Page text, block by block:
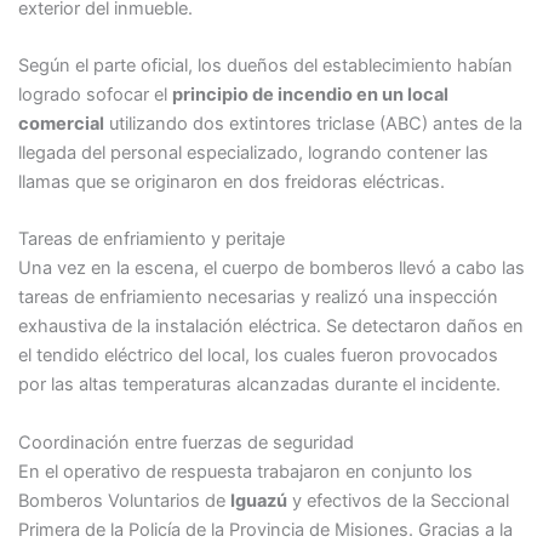
exterior del inmueble.
Según el parte oficial, los dueños del establecimiento habían
logrado sofocar el principio de incendio en un local
comercial utilizando dos extintores triclase (ABC) antes de la
llegada del personal especializado, logrando contener las
llamas que se originaron en dos freidoras eléctricas.
Tareas de enfriamiento y peritaje
Una vez en la escena, el cuerpo de bomberos llevó a cabo las
tareas de enfriamiento necesarias y realizó una inspección
exhaustiva de la instalación eléctrica. Se detectaron daños en
el tendido eléctrico del local, los cuales fueron provocados
por las altas temperaturas alcanzadas durante el incidente.
Coordinación entre fuerzas de seguridad
En el operativo de respuesta trabajaron en conjunto los
Bomberos Voluntarios de Iguazú y efectivos de la Seccional
Primera de la Policía de la Provincia de Misiones. Gracias a la